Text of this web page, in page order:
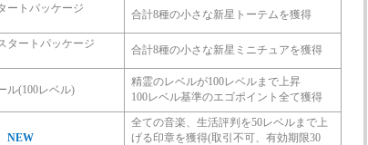
ートパッケージ
合計8種の小さな新星トーテムを獲得
タートパッケージ
合計8種の小さな新星ミニチュアを獲得
ル(100レベル)
精霊のレベルが100レベルまで上昇
100レベル基準のエゴポイント全て獲得
NEW
全ての音楽、生活評判を50レベルまで上
げる印章を獲得(取引不可、有効期限30